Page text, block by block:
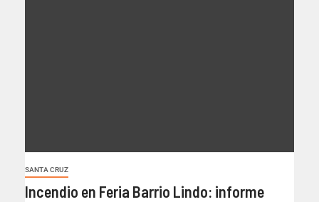
SANTA CRUZ
Incendio en Feria Barrio Lindo: informe